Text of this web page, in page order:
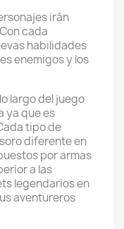
irán
cada
habilidades
enemigos y los
largo del juego
ya que es
tipo de
diferente en
por armas
a las
legendarios en
aventureros